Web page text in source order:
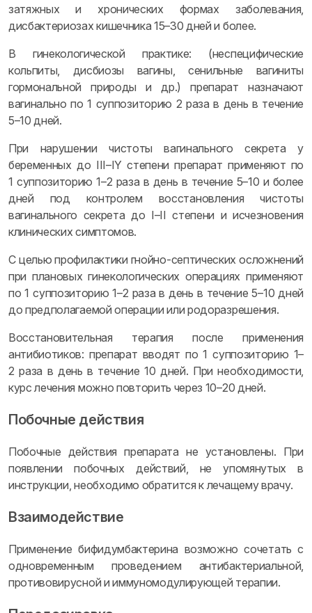
затяжных и хронических формах заболевания,
дисбактериозах кишечника 15–30 дней и более.
В гинекологической практике: (неспецифические
кольпиты, дисбиозы вагины, сенильные вагиниты
гормональной природы и др.) препарат назначают
вагинально по 1 суппозиторию 2 раза в день в течение
5–10 дней.
При нарушении чистоты вагинального секрета у
беременных до III–IY степени препарат применяют по
1 суппозиторию 1–2 раза в день в течение 5–10 и более
дней под контролем восстановления чистоты
вагинального секрета до I–II степени и исчезновения
клинических симптомов.
С целью профилактики гнойно-септических осложнений
при плановых гинекологических операциях применяют
по 1 суппозиторию 1–2 раза в день в течение 5–10 дней
до предполагаемой операции или родоразрешения.
Восстановительная терапия после применения
антибиотиков: препарат вводят по 1 суппозиторию 1–
2 раза в день в течение 10 дней. При необходимости,
курс лечения можно повторить через 10–20 дней.
Побочные действия
Побочные действия препарата не установлены. При
появлении побочных действий, не упомянутых в
инструкции, необходимо обратится к лечащему врачу.
Взаимодействие
Применение бифидумбактерина возможно сочетать с
одновременным проведением антибактериальной,
противовирусной и иммуномодулирующей терапии.